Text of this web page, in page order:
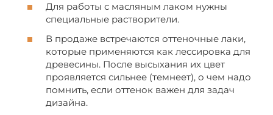
Для работы с масляным лаком нужны
специальные растворители.
В продаже встречаются оттеночные лаки,
которые применяются как лессировка для
древесины. После высыхания их цвет
проявляется сильнее (темнеет), о чем надо
помнить, если оттенок важен для задач
дизайна.